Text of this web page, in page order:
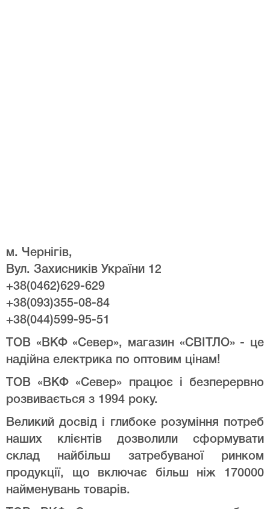
м. Чернігів,
Вул. Захисників України 12
+38(0462)629-629
+38(093)355-08-84
+38(044)599-95-51
ТОВ «ВКФ «Север», магазин «СВІТЛО» - це
надійна електрика по оптовим цінам!
ТОВ «ВКФ «Север» працює і безперервно
розвивається з 1994 року.
Великий досвід і глибоке розуміння потреб
наших клієнтів дозволили сформувати
склад найбільш затребуваної ринком
продукції, що включає більш ніж 170000
найменувань товарів.